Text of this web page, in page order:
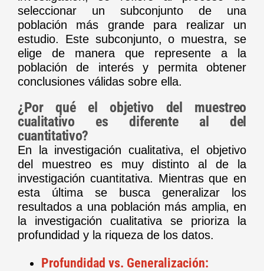
seleccionar un subconjunto de una
población más grande para realizar un
estudio. Este subconjunto, o muestra, se
elige de manera que represente a la
población de interés y permita obtener
conclusiones válidas sobre ella.
¿Por qué el objetivo del muestreo
cualitativo es diferente al del
cuantitativo?
En la investigación cualitativa, el objetivo
del muestreo es muy distinto al de la
investigación cuantitativa. Mientras que en
esta última se busca generalizar los
resultados a una población más amplia, en
la investigación cualitativa se prioriza la
profundidad y la riqueza de los datos.
Profundidad vs. Generalización: